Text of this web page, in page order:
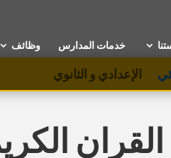
خدمات المدارس وظائف
الإعدادي و الثانوي